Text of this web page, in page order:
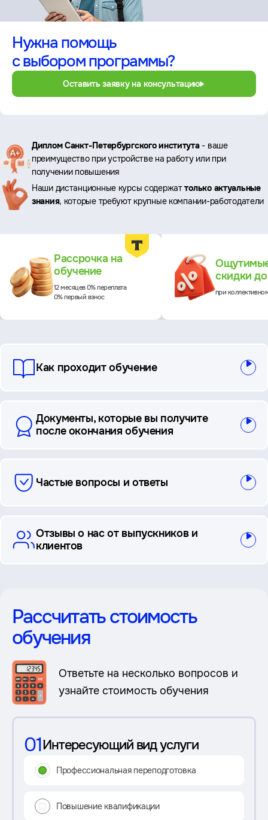
Нужна помощь
с выбором программы?
Оставить заявку на консультацию
Ключевые
преимущества
Диплом Санкт-Петербургского института- ваше
преимущество при устройстве на работу или при
получении повышения
Наши дистанционные курсы содержаттолько актуальные
знания, которые требуют крупные компании-работодатели
Рассрочка на
обучение
12 месяцев 0% переплата
0% первый взнос
скидки
при
вопросы
Как проходит обучение
Документы, которые вы получите
после окончания обучения
Частые вопросы и ответы
Отзывы о нас от выпускников и
клиентов
Рассчитать стоимость
обучения
Ответьте на несколько вопросов и
узнайте стоимость обучения
01Интересующий вид услуги
Профессиональная переподготовка
Повышение квалификации